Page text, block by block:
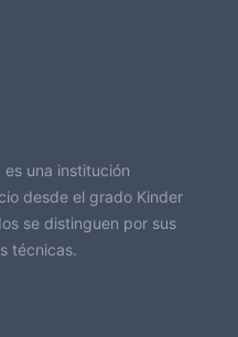
una institución
desde el grado Kinder
se distinguen por sus
técnicas.